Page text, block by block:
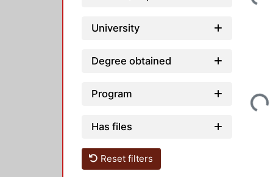
University
Degree obtained
Program
Has files
Reset filters
Loading...